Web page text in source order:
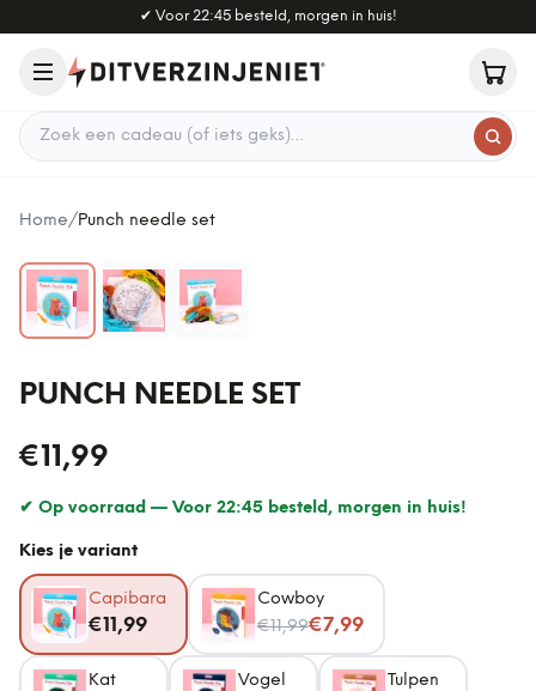
Naar hoofdinhoud
✔ Voor 22:45 besteld, morgen in huis!
Zoek een cadeau
Home/Punch needle set
PUNCH NEEDLE SET
€11,99
✔ Op voorraad — Voor 22:45 besteld, morgen in huis!
Kies je variant
Capibara
€11,99
Cowboy
€11,99
Nu voor€7,99
Kat Vogel Tulpen